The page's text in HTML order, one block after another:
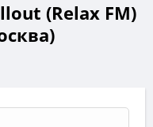
(Relax FM)